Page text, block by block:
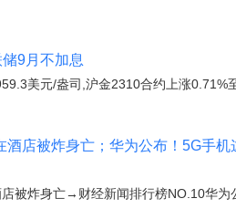
9月不加息
美元/盎司,沪金2310合约上涨0.71%
酒店被炸身亡；华为公布！5G手
被炸身亡→财经新闻排行榜NO.10华